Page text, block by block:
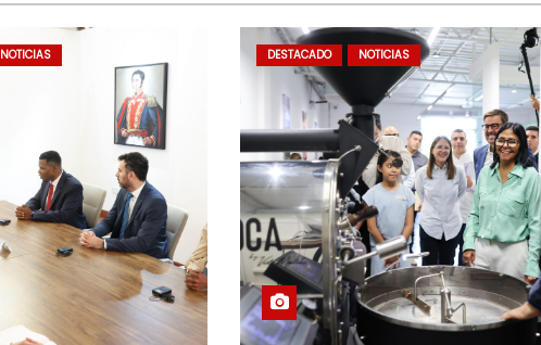
NOTICIAS DESTACADO NOTICIAS